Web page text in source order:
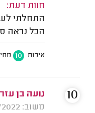
חוות דעת:
התחלתי
הכל נראה
איכות 10
נועה בן
משוב: 01/12/2022
10